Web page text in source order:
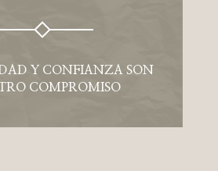
Y CONFIANZA SON
COMPROMISO